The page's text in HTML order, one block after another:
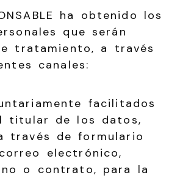
ha obtenido los
que serán
tratamiento, a través
canales:
facilitados
titular de los datos,
través de formulario
electrónico,
o contrato, para la